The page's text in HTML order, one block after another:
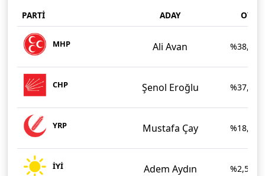
PARTİ ADAY OY/
MHP Ali Avan %38,41
CHP Şenol Eroğlu %37,61
YRP Mustafa Çay %18,64
İYİ Adem Aydın %2,54